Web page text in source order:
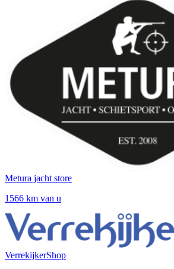
Metura jacht store
1566 km van u
VerrekijkerShop